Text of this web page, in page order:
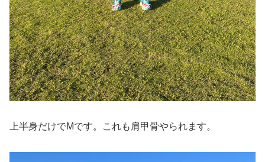
上半身だけでMです。これも肩甲骨やられます。